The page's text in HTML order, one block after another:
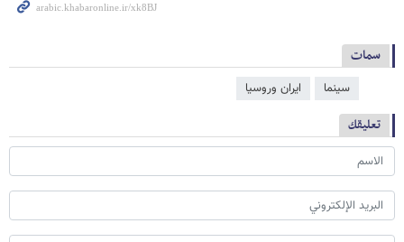
سمات
سینما ايران وروسيا
تعليقك